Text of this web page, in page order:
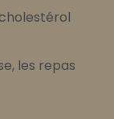
les repas